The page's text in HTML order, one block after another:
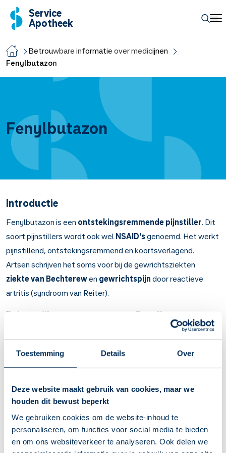
Toestemming Details Over
Deze website maakt gebruik van cookies, maar we
houden dit bewust beperkt
We gebruiken cookies om de website-inhoud te
personaliseren, om functies voor social media te bieden
en om ons websiteverkeer te analyseren. Ook delen we
Service
Apotheek
Betrouwbare informatie over medicijnen
Fenylbutazon
Fenylbutazon
Introductie
Fenylbutazon is een ontstekingsremmende pijnstiller. Dit
soort pijnstillers wordt ook welNSAID'sgenoemd. Het werkt
pijnstillend, ontstekingsremmend en koortsverlagend.
Artsen schrijven het soms voor bij de gewrichtsziekten
ziekte van Bechterewen gewrichtspijndoor reactieve
artritis (syndroom van Reiter).
Belangrijk om te weten over Fenylbutazon
Fenylbutazon stilt pijn, remt ontstekingen en verlaagt
Bij ernstige gewrichtsontsteking, zoals de ziekte van
Bechterew en het syndroom van Reiter.
dagen aan. Roodheid en zwelling verminderen binnen een
week.
Let op: kans op maag- en darmzweren en bloedingen.
Bent u ouder dan 70 jaar, heeft u eerder een maag- of
darmzweer gehad, of gebruikt u anti-